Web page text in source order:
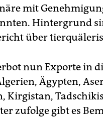
mit
Hintergrund
über
nun Exporte in
Ägypten,
Kirgistan,
zufolge gibt es